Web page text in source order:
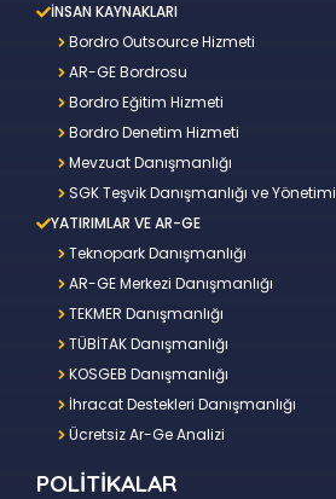
İNSAN KAYNAKLARI
Bordro Outsource Hizmeti
AR-GE Bordrosu
Bordro Eğitim Hizmeti
Bordro Denetim Hizmeti
Mevzuat Danışmanlığı
SGK Teşvik Danışmanlığı ve Yönetimi
YATIRIMLAR VE AR-GE
Teknopark Danışmanlığı
AR-GE Merkezi Danışmanlığı
TEKMER Danışmanlığı
TÜBİTAK Danışmanlığı
KOSGEB Danışmanlığı
İhracat Destekleri Danışmanlığı
Ücretsiz Ar-Ge Analizi
POLİTİKALAR